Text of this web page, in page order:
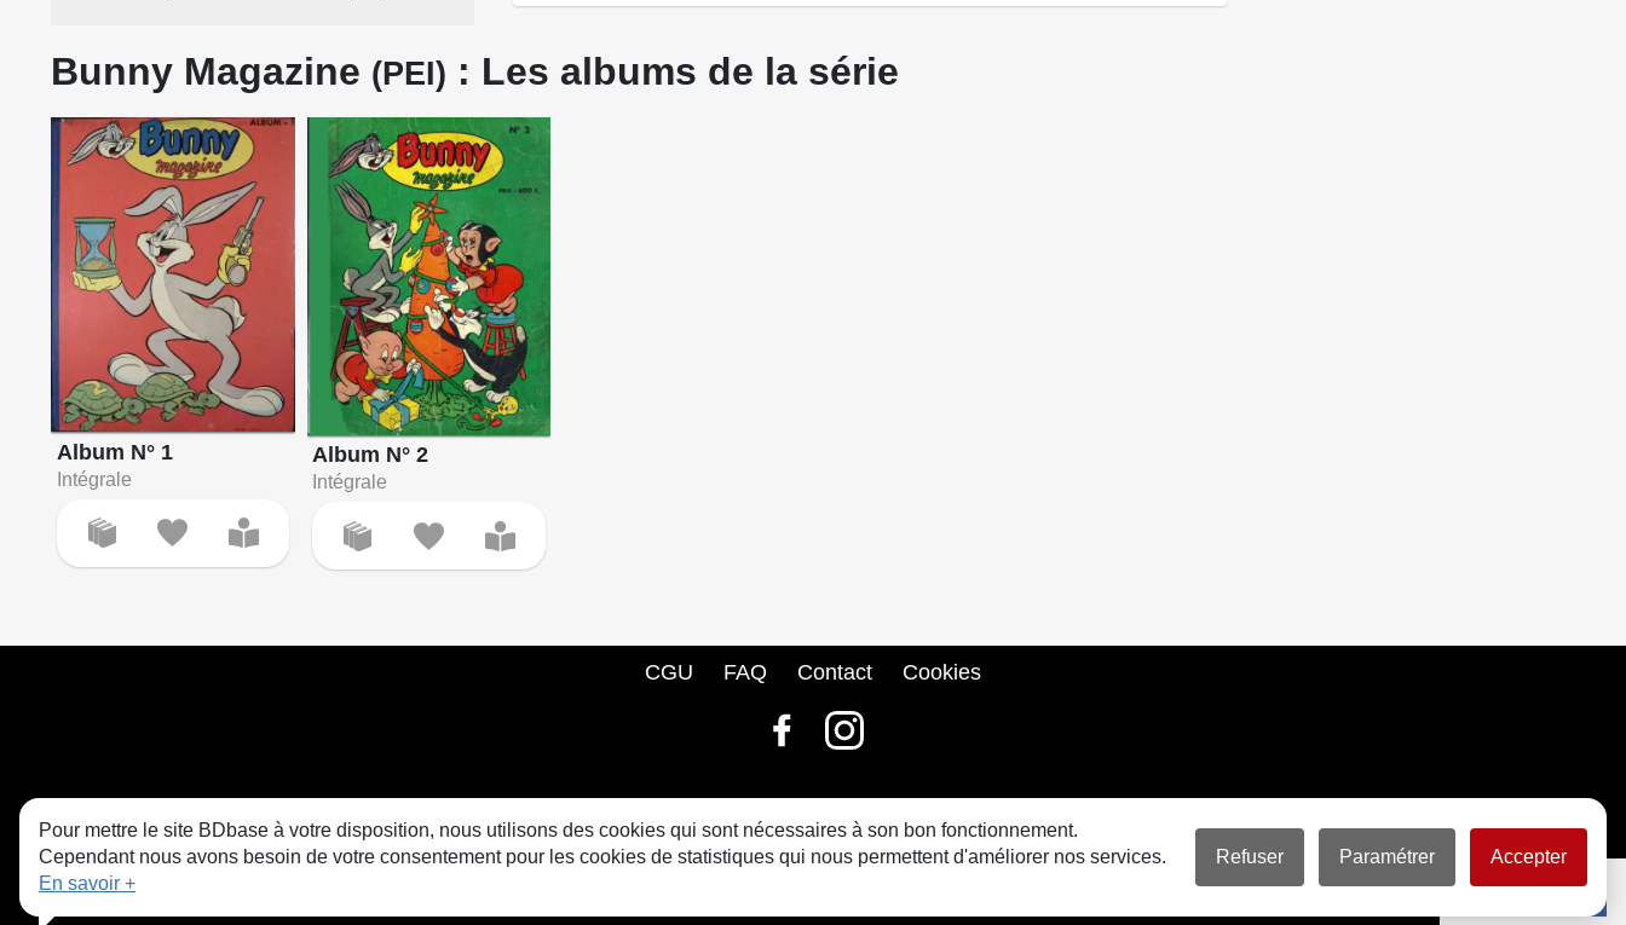
Bunny Magazine (PEI) : Les albums de la série
Album N° 1
Intégrale
Album N° 2
Intégrale
CGU FAQ Contact Cookies
© bdbase.fr 2026
Pour mettre le site BDbase à votre disposition, nous utilisons des cookies qui sont nécessaires à son bon fonctionnement.
Cependant nous avons besoin de votre consentement pour les cookies de statistiques qui nous permettent d'améliorer nos services.
En savoir +
Refuser Paramétrer Accepter